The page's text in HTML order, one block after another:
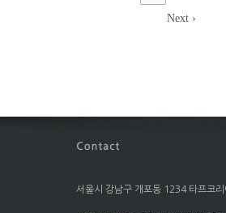
Next ›
서울시 강남구 개포동 1234 타프코리